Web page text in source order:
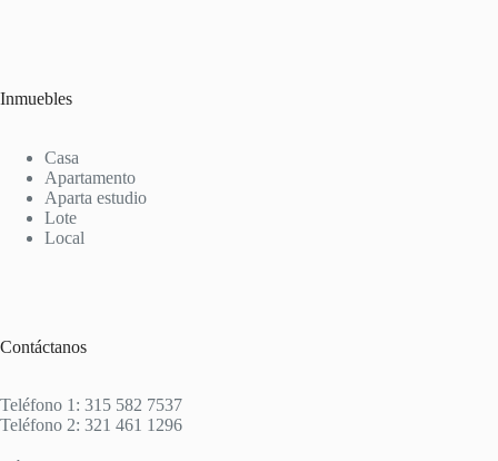
Inmuebles
Casa
Apartamento
Aparta estudio
Lote
Local
Contáctanos
Teléfono 1: 315 582 7537
Teléfono 2: 321 461 1296